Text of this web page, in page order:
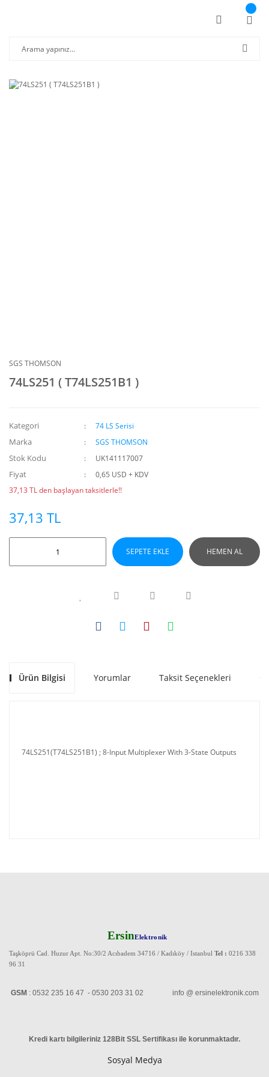
SGS THOMSON
74LS251 ( T74LS251B1 )
Kategori 74 LS Serisi
Marka SGS THOMSON
Stok Kodu UK141117007
Fiyat
0,65 USD + KDV
37,13 TL den başlayan taksitlerle!!
37,13 TL
SEPETE EKLE HEMEN AL
Ürün Bilgisi Yorumlar Taksit Seçenekleri
74LS251(T74LS251B1) ; 8-Input Multiplexer With 3-State Outputs
ErsinElektronik
Taşköprü Cad. Huzur Apt. No:30/2 Acıbadem 34716 / Kadıköy / Istanbul Tel : 0216 338
96 31
GSM : 0532 235 16 47 - 0530 203 31 02 info @ ersinelektronik.com
Kredi kartı bilgileriniz 128Bit SSL Sertifikası ile korunmaktadır.
Sosyal Medya